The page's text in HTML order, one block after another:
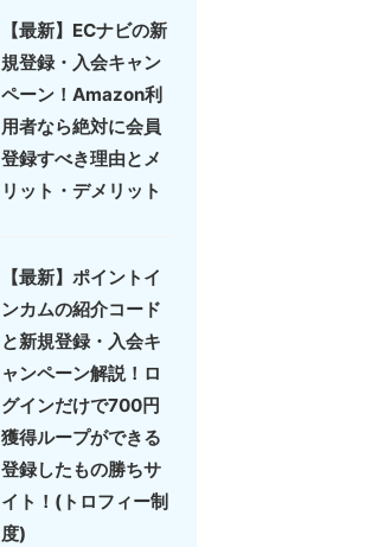
【最新】ECナビの新
規登録・入会キャン
ペーン！Amazon利
用者なら絶対に会員
登録すべき理由とメ
リット・デメリット
【最新】ポイントイ
ンカムの紹介コード
と新規登録・入会キ
ャンペーン解説！ロ
グインだけで700円
獲得ループができる
登録したもの勝ちサ
イト！(トロフィー制
度)